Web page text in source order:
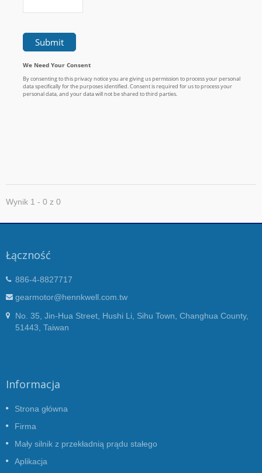
Wynik 1 - 0 z 0
Łączność
886-4-8827717
gearmotor@hennkwell.com.tw
No. 35, Jin-Hua Street, Hushi Li, Sihu Town, Changhua County,
51443, Taiwan
Informacja
Strona główna
Firma
Mały silnik z przekładnią prądu stałego
Aplikacja